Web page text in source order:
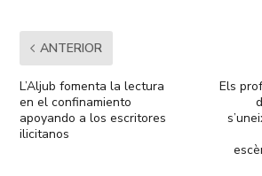
ANTERIOR
L’Aljub fomenta la lectura
en el confinamiento
apoyando a los escritores
ilicitanos
Els